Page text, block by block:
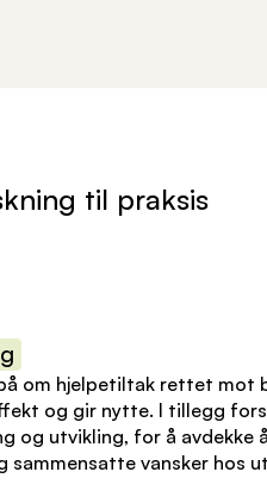
til praksis
om hjelpetiltak rettet mot
og gir nytte. I tillegg
og utvikling, for å avdekke
sammensatte vansker hos